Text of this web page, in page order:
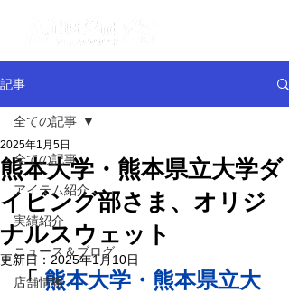
記事
全ての記事
アイテム紹介
実績紹介
ニュース＆ブログ
店舗情報
全ての記事
熊本大学・熊本県立大学ダ
イビング部さま、オリジ
ナルスウェット
2025年1月5日
更新日： 2025年1月10日
「 熊本大学・熊本県立大